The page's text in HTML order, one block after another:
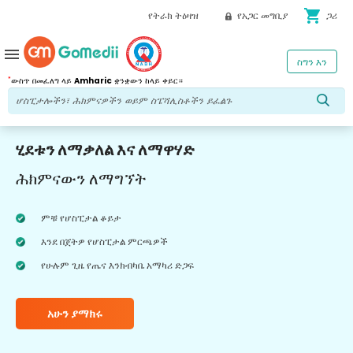
የትራክ ትዕዛዝ የአጋር መግቢያ shopping_cart ጋሪ
*ውስጥ በመፈለግ ላይ Amharic ቋንቋውን ከላይ ቀይር።
ስግን እን
menu
ሂደቱን ለማቃለል እና ለማዋሃድ
ሕክምናውን ለማግኘት
ምቹ የሆስፒታል ቆይታ
እንደ በጀትዎ የሆስፒታል ምርጫዎች
የሁሉም ጊዜ የጤና እንክብካቤ አማካሪ ድጋፍ
አሁን ያማክሩ